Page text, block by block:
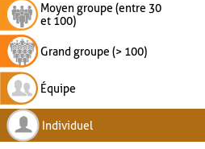
Moyen groupe (entre 30
et 100)
Grand groupe (> 100)
Équipe
Individuel